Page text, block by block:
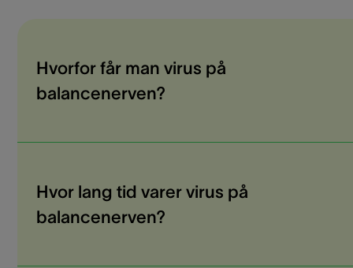
Hvorfor får man virus på
balancenerven?
Hvor lang tid varer virus på
balancenerven?